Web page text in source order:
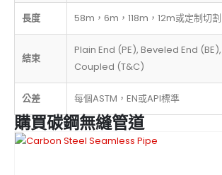
長度 58m，6m，118m，12m或定制切割
結束
Plain End (PE), Beveled End
Coupled (T&C)
公差 每個ASTM，EN或API標準
購買碳鋼無縫管道